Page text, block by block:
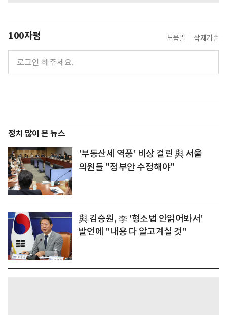
100자평 도움말 삭제기준
정치 많이 본 뉴스
'부동산세 역풍' 비상 걸린 與 서울
의원들 "정부안 수정해야"
與 김승원, 李 '형소법 안읽어봐서'
발언에 "내용 다 알고계실 것"